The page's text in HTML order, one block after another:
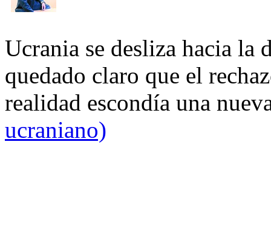
Ucrania se desliza hacia
quedado claro que el
realidad escondía una
ucraniano)